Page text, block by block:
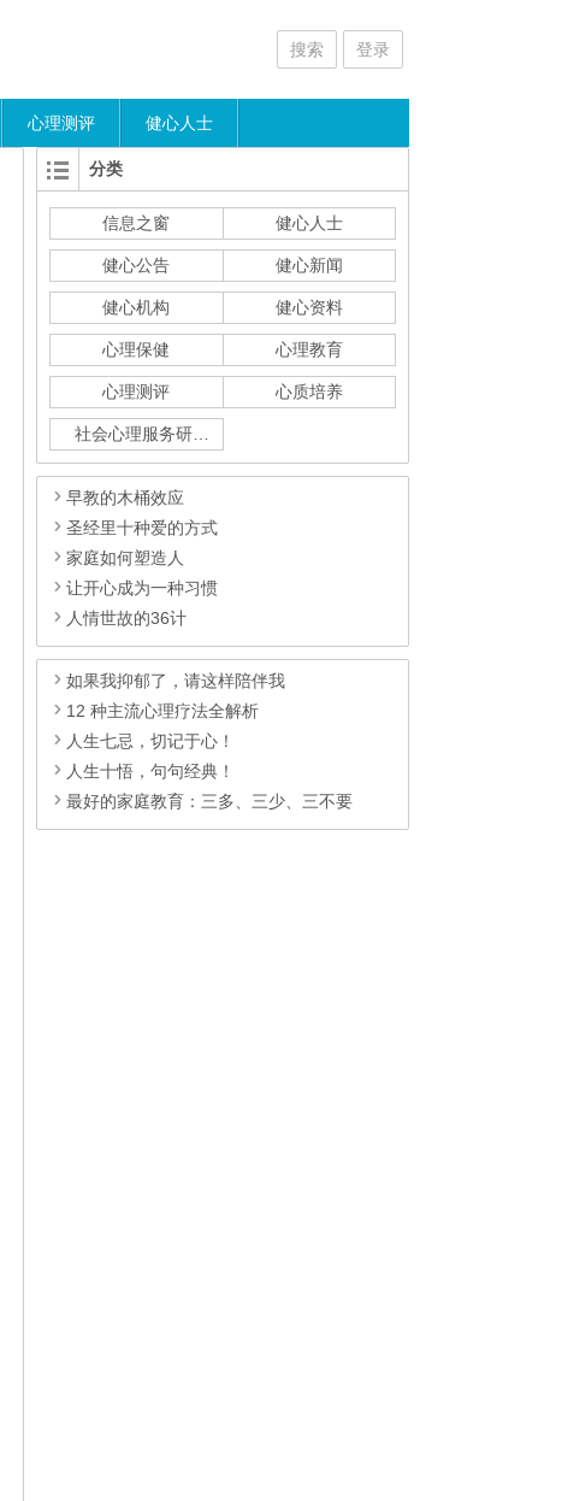
搜索 登录
心理测评 健心人士
分类
信息之窗 健心人士
健心公告 健心新闻
健心机构 健心资料
心理保健 心理教育
心理测评 心质培养
早教的木桶效应
圣经里十种爱的方式
家庭如何塑造人
让开心成为一种习惯­
人情世故的36计
如果我抑郁了，请这样陪伴我
12 种主流心理疗法全解析
人生七忌，切记于心！
人生十悟，句句经典！
最好的家庭教育：三多、三少、三不要